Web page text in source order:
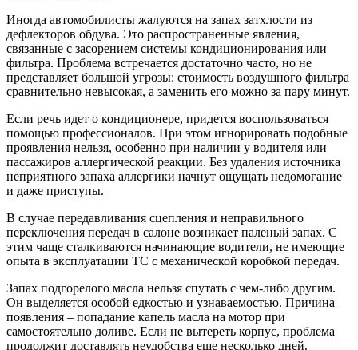
Иногда автомобилисты жалуются на запах затхлости из
дефлекторов обдува. Это распространенные явления,
связанные с засорением системы кондиционирования или
фильтра. Проблема встречается достаточно часто, но не
представляет большой угрозы: стоимость воздушного фильтра
сравнительно невысокая, а заменить его можно за пару минут.
Если речь идет о кондиционере, придется воспользоваться
помощью профессионалов. При этом игнорировать подобные
проявления нельзя, особенно при наличии у водителя или
пассажиров аллергической реакции. Без удаления источника
неприятного запаха аллергики начнут ощущать недомогание
и даже приступы.
В случае передавливания сцепления и неправильного
переключения передач в салоне возникает паленый запах. С
этим чаще сталкиваются начинающие водители, не имеющие
опыта в эксплуатации ТС с механической коробкой передач.
Запах подгорелого масла нельзя спутать с чем-либо другим.
Он выделяется особой едкостью и узнаваемостью. Причина
появления – попадание капель масла на мотор при
самостоятельно доливе. Если не вытереть корпус, проблема
продолжит доставлять неудобства еще несколько дней.